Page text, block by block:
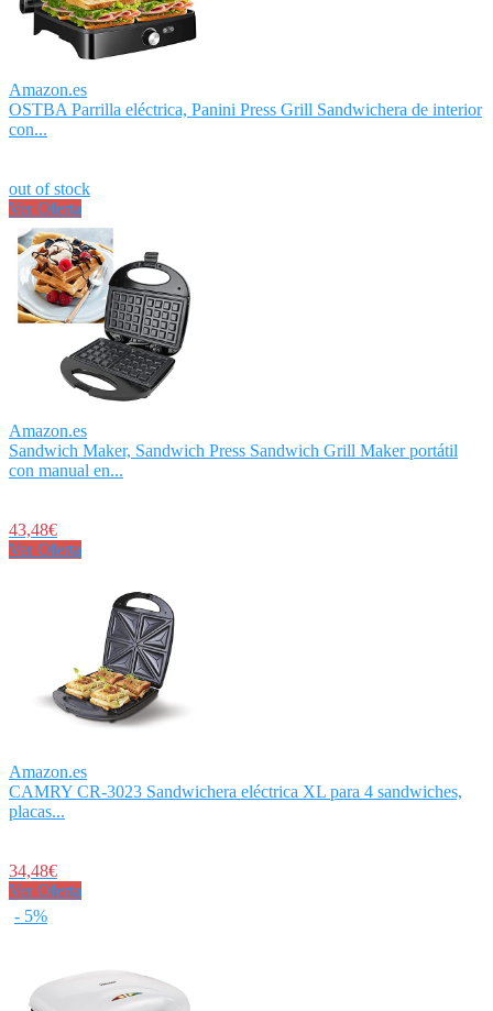
Amazon.es
OSTBA Parrilla eléctrica, Panini Press Grill Sandwichera de interior
con...
out of stock
Ver Oferta
Amazon.es
Sandwich Maker, Sandwich Press Sandwich Grill Maker portátil
con manual en...
43,48€
Ver Oferta
Amazon.es
CAMRY CR-3023 Sandwichera eléctrica XL para 4 sandwiches,
placas...
34,48€
Ver Oferta
- 5%